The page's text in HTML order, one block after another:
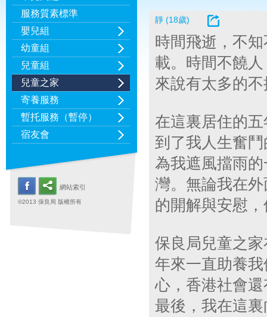
服務質素標準
嬰兒組
幼童組
兒童組
兒童之家
寄養服務
暫托服務（暫停）
宿友會
網站索引
©2013 保良局 版權所有
靜 (18歲)
時間飛逝，不
載。時間不饒
來說有太多的
在這裏居住的
到了我人生奮
為我遮風擋雨
灣。無論我在
的開解與安慰
保良局兒童之
年來一直助養
心，香港社會
最後，我在這